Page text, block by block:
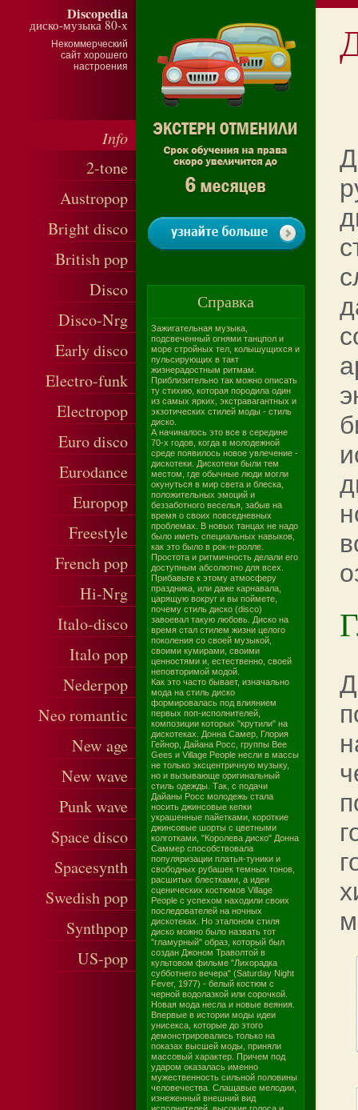
Discopedia
диско-музыка 80-х
Некоммерческий
сайт хорошего
настроения
Info
2-tone
Austropop
Bright disco
British pop
Disco
Disco-Nrg
Early disco
Electro-funk
Electropop
Euro disco
Eurodance
Europop
Freestyle
French pop
Hi-Nrg
Italo-disco
Italo pop
Nederpop
Neo romantic
New age
New wave
Punk wave
Space disco
Spacesynth
Swedish pop
Synthpop
US-pop
Справка
Зажигательная музыка,
подсвеченный огнями танцпол и
море стройных тел, колышущихся и
пульсирующих в такт
жизнерадостным ритмам.
Приблизительно так можно описать
ту стихию, которая породила один
из самых ярких, экстравагантных и
экзотических стилей моды - стиль
диско.
А начиналось это все в середине
70-х годов, когда в молодежной
среде появилось новое увлечение -
дискотеки. Дискотеки были тем
местом, где обычные люди могли
окунуться в мир света и блеска,
положительных эмоций и
беззаботного веселья, забыв на
время о своих повседневных
проблемах. В новых танцах не надо
было иметь специальных навыков,
как это было в рок-н-ролле.
Простота и ритмичность делали его
доступным абсолютно для всех.
Прибавьте к этому атмосферу
праздника, или даже карнавала,
царящую вокруг и вы поймете,
почему стиль диско (disco)
завоевал такую любовь. Диско на
время стал стилем жизни целого
поколения со своей музыкой,
своими кумирами, своими
ценностями и, естественно, своей
неповторимой модой.
Как это часто бывает, изначально
мода на стиль диско
формировалась под влиянием
первых поп-исполнителей,
композиции которых "крутили" на
дискотеках. Донна Самер, Глория
Гейнор, Дайана Росс, группы Bee
Gees и Village People несли в массы
не только эксцентричную музыку,
но и вызывающе оригинальный
стиль одежды. Так, с подачи
Дайаны Росс молодежь стала
носить джинсовые кепки
украшенные пайетками, короткие
джинсовые шорты с цветными
колготками, "Королева диско" Донна
Саммер способствовала
популяризации платья-туники и
свободных рубашек темных тонов,
расшитых блестками, а идеи
сценических костюмов Village
People с успехом находили своих
последователей на ночных
дискотеках. Но эталоном стиля
диско можно было назвать тот
"гламурный" образ, который был
создан Джоном Траволтой в
культовом фильме "Лихорадка
субботнего вечера" (Saturday Night
Fever, 1977) - белый костюм с
черной водолазкой или сорочкой.
Новая мода несла и новые веяния.
Впервые в истории моды идеи
унисекса, которые до этого
демонстрировались только на
показах высшей моды, приняли
массовый характер. Причем под
ударом оказалась именно
мужественность сильной половины
человечества. Слащавые мелодии,
изнеженный внешний вид